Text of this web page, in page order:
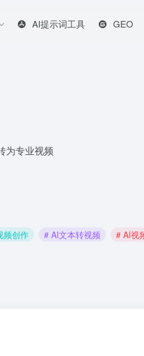
AI提示词工具 GEO
为专业视频
频创作 # AI文本转视频 # AI视